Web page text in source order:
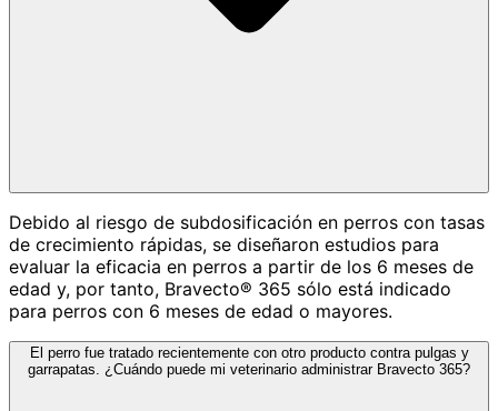
Debido al riesgo de subdosificación en perros con tasas
de crecimiento rápidas, se diseñaron estudios para
evaluar la eficacia en perros a partir de los 6 meses de
edad y, por tanto, Bravecto® 365 sólo está indicado
para perros con 6 meses de edad o mayores.
El perro fue tratado recientemente con otro producto contra pulgas y
garrapatas. ¿Cuándo puede mi veterinario administrar Bravecto 365?